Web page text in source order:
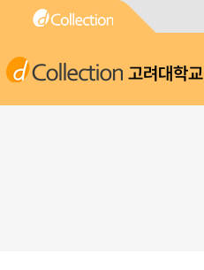
고려대학교